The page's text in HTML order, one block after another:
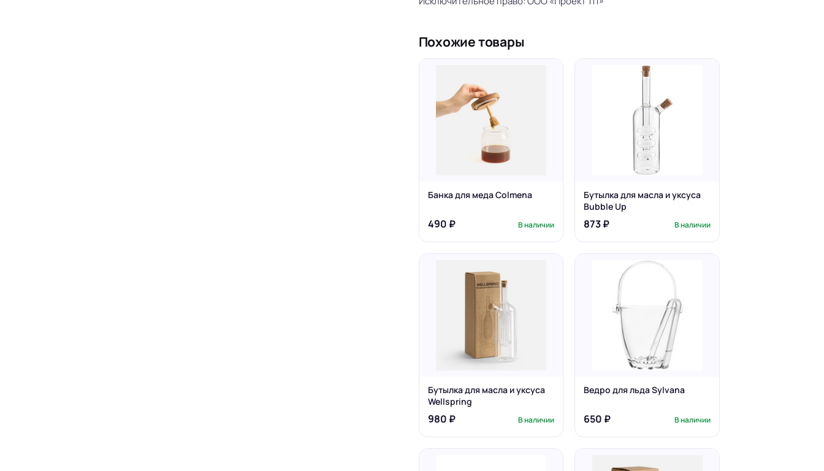
Похожие товары
Банка для меда Colmena
490 ₽ В наличии
Бутылка для масла и уксуса
Bubble Up
873 ₽ В наличии
Бутылка для масла и уксуса
Wellspring
980 ₽ В наличии
Ведро для льда Sylvana
650 ₽ В наличии